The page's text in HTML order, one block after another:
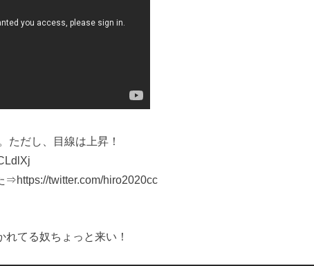
ただし、目線は上昇！
⇒https://twitter.com/hiro2020cc
れてる奴ちょっと来い！